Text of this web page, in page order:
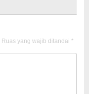
Ruas yang wajib ditandai *